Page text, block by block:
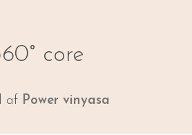
core
af Power vinyasa